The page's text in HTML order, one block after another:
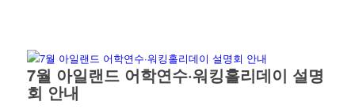
7월 아일랜드 어학연수·워킹홀리데이 설명
회 안내